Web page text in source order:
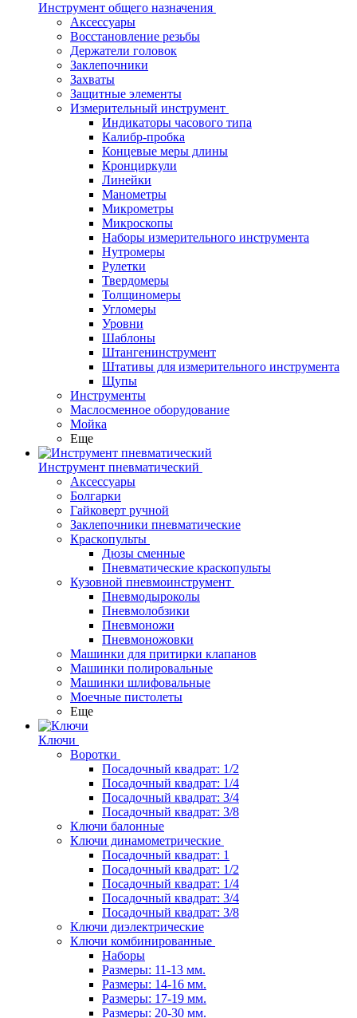
Инструмент общего назначения
Аксессуары
Восстановление резьбы
Держатели головок
Заклепочники
Захваты
Защитные элементы
Измерительный инструмент
Индикаторы часового типа
Калибр-пробка
Концевые меры длины
Кронциркули
Линейки
Манометры
Микрометры
Микроскопы
Наборы измерительного инструмента
Нутромеры
Рулетки
Твердомеры
Толщиномеры
Угломеры
Уровни
Шаблоны
Штангенинструмент
Штативы для измерительного инструмента
Щупы
Инструменты
Маслосменное оборудование
Мойка
Еще
Инструмент пневматический
Аксессуары
Болгарки
Гайковерт ручной
Заклепочники пневматические
Краскопульты
Дюзы сменные
Пневматические краскопульты
Кузовной пневмоинструмент
Пневмодыроколы
Пневмолобзики
Пневмоножи
Пневмоножовки
Машинки для притирки клапанов
Машинки полировальные
Машинки шлифовальные
Моечные пистолеты
Еще
Ключи
Воротки
Посадочный квадрат: 1/2
Посадочный квадрат: 1/4
Посадочный квадрат: 3/4
Посадочный квадрат: 3/8
Ключи балонные
Ключи динамометрические
Посадочный квадрат: 1
Посадочный квадрат: 1/2
Посадочный квадрат: 1/4
Посадочный квадрат: 3/4
Посадочный квадрат: 3/8
Ключи диэлектрические
Ключи комбинированные
Наборы
Размеры: 11-13 мм.
Размеры: 14-16 мм.
Размеры: 17-19 мм.
Размеры: 20-30 мм.